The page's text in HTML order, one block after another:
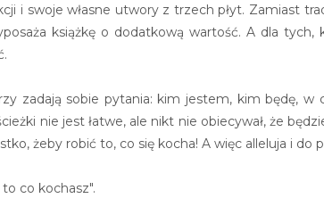
i swoje własne utwory z trzech płyt. Zamiast
książkę o dodatkową wartość. A dla
zadają sobie pytania: kim jestem, kim będę,
nie jest łatwe, ale nikt nie obiecywał, że
żeby robić to, co się kocha! A więc alleluja i do
co kochasz".